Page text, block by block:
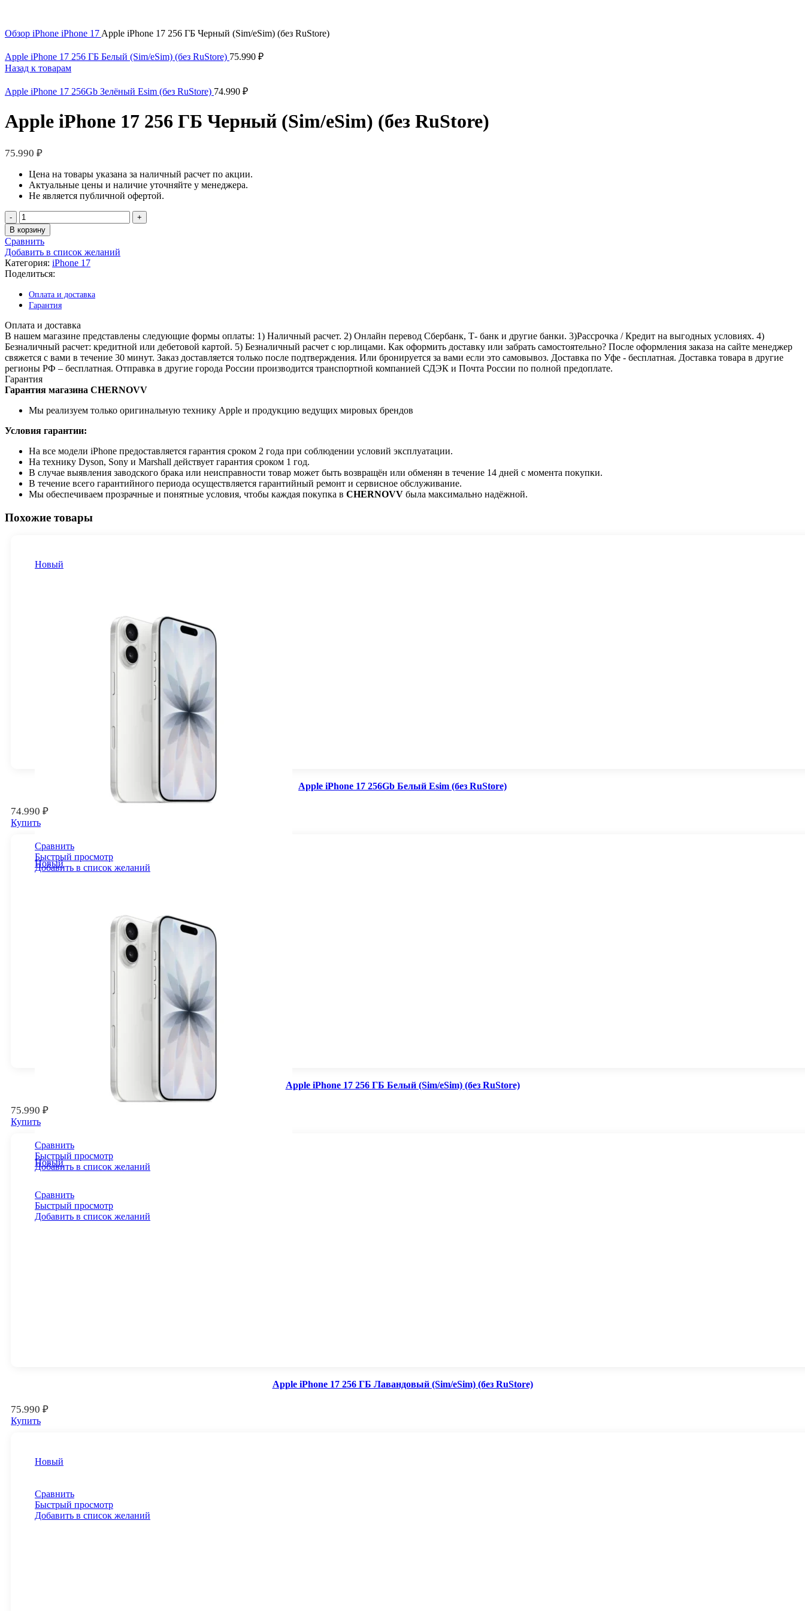
Обзор iPhone iPhone 17 Apple iPhone 17 256 ГБ Черный (Sim/eSim) (без RuStore)
Apple iPhone 17 256 ГБ Белый (Sim/eSim) (без RuStore) 75.990 ₽
Назад к товарам
Apple iPhone 17 256Gb Зелёный Esim (без RuStore) 74.990 ₽
Apple iPhone 17 256 ГБ Черный (Sim/eSim) (без RuStore)
75.990 ₽
Цена на товары указана за наличный расчет по акции.
Актуальные цены и наличие уточняйте у менеджера.
Не является публичной офертой.
Количество
товара
Apple
iPhone
17
256
ГБ
Черный
(Sim/eSim)
(без
RuStore)
В корзину
Сравнить
Добавить в список желаний
Категория: iPhone 17
Поделиться:
Оплата и доставка
Гарантия
Оплата и доставка
В нашем магазине представлены следующие формы оплаты: 1) Наличный расчет. 2) Онлайн перевод Сбербанк, Т- банк и другие банки. 3)Рассрочка / Кредит на выгодных условиях. 4)
Безналичный расчет: кредитной или дебетовой картой. 5) Безналичный расчет с юр.лицами. Как оформить доставку или забрать самостоятельно? После оформления заказа на сайте менеджер
свяжется с вами в течение 30 минут. Заказ доставляется только после подтверждения. Или бронируется за вами если это самовывоз. Доставка по Уфе - бесплатная. Доставка товара в другие
регионы РФ – бесплатная. Отправка в другие города России производится транспортной компанией СДЭК и Почта России по полной предоплате.
Гарантия
Гарантия магазина CHERNOVV
Мы реализуем только оригинальную технику Apple и продукцию ведущих мировых брендов
Условия гарантии:
На все модели iPhone предоставляется гарантия сроком 2 года при соблюдении условий эксплуатации.
На технику Dyson, Sony и Marshall действует гарантия сроком 1 год.
В случае выявления заводского брака или неисправности товар может быть возвращён или обменян в течение 14 дней с момента покупки.
В течение всего гарантийного периода осуществляется гарантийный ремонт и сервисное обслуживание.
Мы обеспечиваем прозрачные и понятные условия, чтобы каждая покупка в CHERNOVV была максимально надёжной.
Похожие товары
Новый
Сравнить
Быстрый просмотр
Добавить в список желаний
Apple iPhone 17 256Gb Белый Esim (без RuStore)
74.990 ₽
Купить
Новый
Сравнить
Быстрый просмотр
Добавить в список желаний
Apple iPhone 17 256 ГБ Белый (Sim/eSim) (без RuStore)
75.990 ₽
Купить
Новый
Сравнить
Быстрый просмотр
Добавить в список желаний
Apple iPhone 17 256 ГБ Лавандовый (Sim/eSim) (без RuStore)
75.990 ₽
Купить
Новый
Сравнить
Быстрый просмотр
Добавить в список желаний